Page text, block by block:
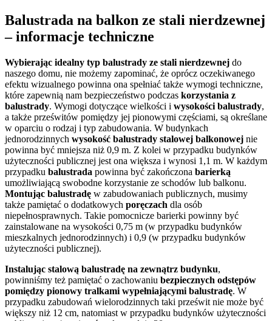
Balustrada na balkon ze stali nierdzewnej
– informacje techniczne
Wybierając idealny typ balustrady ze stali nierdzewnej do
naszego domu, nie możemy zapominać, że oprócz oczekiwanego
efektu wizualnego powinna ona spełniać także wymogi techniczne,
które zapewnią nam bezpieczeństwo podczas korzystania z
balustrady. Wymogi dotyczące wielkości i wysokości balustrady,
a także prześwitów pomiędzy jej pionowymi częściami, są określane
w oparciu o rodzaj i typ zabudowania. W budynkach
jednorodzinnych wysokość balustrady stalowej balkonowej nie
powinna być mniejsza niż 0,9 m. Z kolei w przypadku budynków
użyteczności publicznej jest ona większa i wynosi 1,1 m. W każdym
przypadku balustrada powinna być zakończona barierką
umożliwiającą swobodne korzystanie ze schodów lub balkonu.
Montując balustradę w zabudowaniach publicznych, musimy
także pamiętać o dodatkowych poręczach dla osób
niepełnosprawnych. Takie pomocnicze barierki powinny być
zainstalowane na wysokości 0,75 m (w przypadku budynków
mieszkalnych jednorodzinnych) i 0,9 (w przypadku budynków
użyteczności publicznej).
Instalując stalową balustradę na zewnątrz budynku,
powinniśmy też pamiętać o zachowaniu bezpiecznych odstępów
pomiędzy pionowy tralkami wypełniającymi balustradę. W
przypadku zabudowań wielorodzinnych taki prześwit nie może być
większy niż 12 cm, natomiast w przypadku budynków użyteczności